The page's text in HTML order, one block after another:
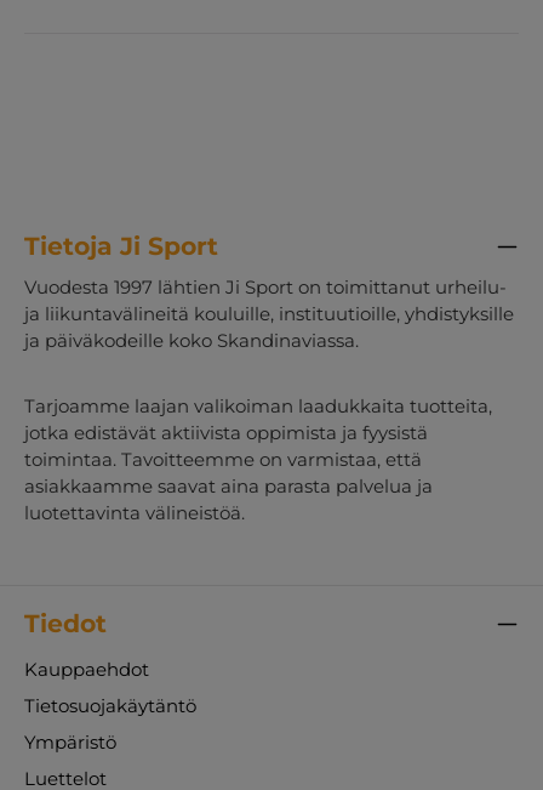
Tietoja Ji Sport
Vuodesta 1997 lähtien Ji Sport on toimittanut urheilu-
ja liikuntavälineitä kouluille, instituutioille, yhdistyksille
ja päiväkodeille koko Skandinaviassa.
Tarjoamme laajan valikoiman laadukkaita tuotteita,
jotka edistävät aktiivista oppimista ja fyysistä
toimintaa. Tavoitteemme on varmistaa, että
asiakkaamme saavat aina parasta palvelua ja
luotettavinta välineistöä.
Tiedot
Kauppaehdot
Tietosuojakäytäntö
Ympäristö
Luettelot